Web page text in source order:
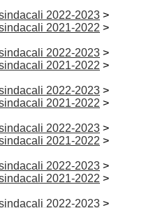
2022-2023 >
2021-2022 >
2022-2023 >
2021-2022 >
2022-2023 >
2021-2022 >
2022-2023 >
2021-2022 >
2022-2023 >
2021-2022 >
2022-2023 >